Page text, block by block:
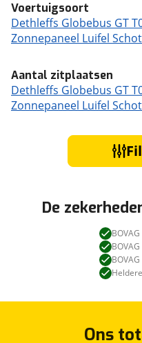
Voertuigsoort
Dethleffs Globebus GT
Zonnepaneel Luifel
Aantal zitplaatsen
Dethleffs Globebus GT
Zonnepaneel Luifel
De
Ons